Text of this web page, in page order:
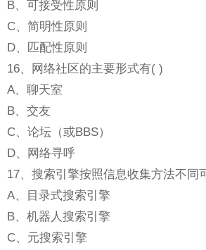
B、可接受性原则
C、简明性原则
D、匹配性原则
16、网络社区的主要形式有( )
A、聊天室
B、交友
C、论坛（或BBS）
D、网络寻呼
17、搜索引擎按照信息收集方法不同
A、目录式搜索引擎
B、机器人搜索引擎
C、元搜索引擎